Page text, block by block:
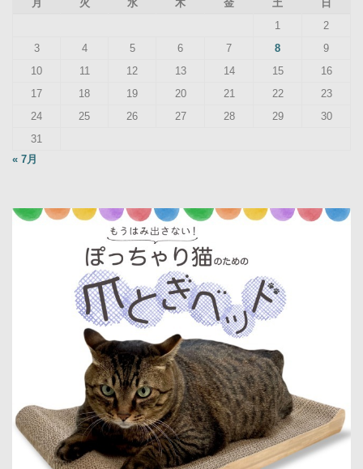
月 火 水 木 金 土
日
1
2
3
4 5 6 7 8
9
10
11 12 13 14 15
16
17
18 19 20 21 22
23
24
25 26 27 28 29
30
31
« 7月